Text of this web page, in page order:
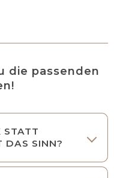
die passenden
STATT
DAS SINN?